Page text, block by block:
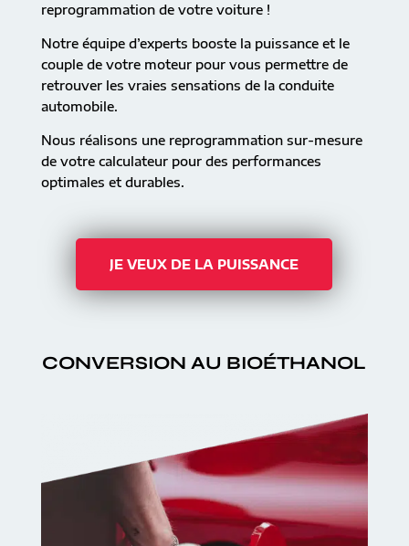
reprogrammation de votre voiture !
Notre équipe d’experts booste la puissance et le
couple de votre moteur pour vous permettre de
retrouver les vraies sensations de la conduite
automobile.
Nous réalisons une reprogrammation sur-mesure
de votre calculateur pour des performances
optimales et durables.
JE VEUX DE LA PUISSANCE
CONVERSION AU BIOÉTHANOL